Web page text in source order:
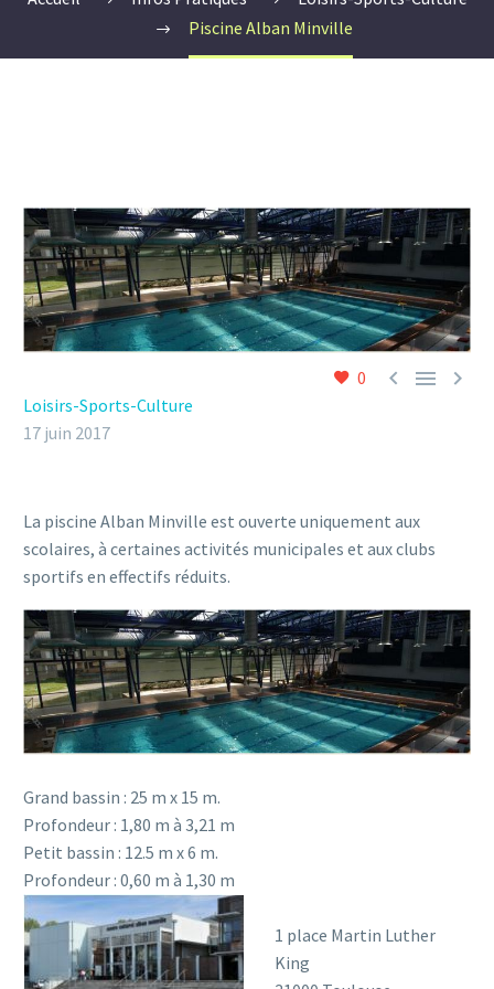
Piscine Alban Minville
0   
Loisirs-Sports-Culture
17 juin 2017
La piscine Alban Minville est ouverte uniquement aux
scolaires, à certaines activités municipales et aux clubs
sportifs en effectifs réduits.
Grand bassin : 25 m x 15 m.
Profondeur : 1,80 m à 3,21 m
Petit bassin : 12.5 m x 6 m.
Profondeur : 0,60 m à 1,30 m
1 place Martin Luther
King